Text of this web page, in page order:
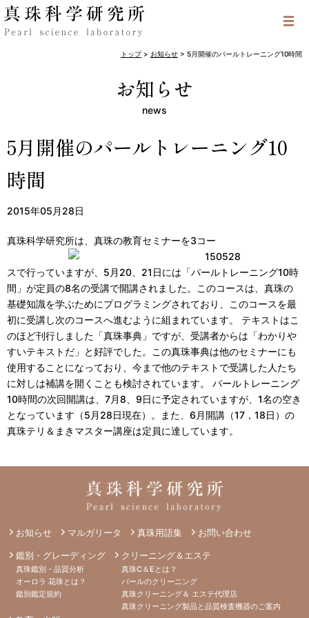
トップ> お知らせ > 5月開催のパールトレーニング10時間
お知らせ
news
5月開催のパールトレーニング10
時間
2015年05月28日
真珠科学研究所は、真珠の教育セミナーを3コー
スで行っていますが、5月20、21日には「パールトレーニング10時
間」が定員の8名の受講で開講されました。このコースは、真珠の
基礎知識を学ぶためにプログラミングされており、このコースを最
初に受講し次のコースへ進むように組まれています。 テキストはこ
のほど刊行しました「真珠事典」ですが、受講者からは「わかりや
すいテキストだ」と好評でした。この真珠事典は他のセミナーにも
使用することになっており、今まで他のテキストで受講した人たち
に対しは補講を開くことも検討されています。 パールトレーニング
10時間の次回開講は、7月8、9日に予定されていますが、1名の空き
となっています（5月28日現在）。また、6月開講（17，18日）の
真珠テリ＆まきマスター講座は定員に達しています。
お知らせ マルガリータ 真珠用語集 お問い合わせ
鑑別・グレーディング
真珠鑑別・品質分析
オーロラ 花珠とは？
鑑別鑑定規約
クリーニング＆エステ
真珠C＆Eとは？
パールのクリーニング
真珠クリーニング＆ エステ代理店
真珠クリーニング製品と品質検査機器のご案内